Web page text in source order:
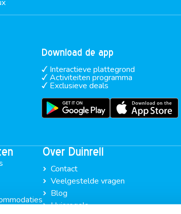
Download de app
Interactieve plattegrond
Activiteiten programma
Exclusieve deals
Over Duinrell
Contact
Veelgestelde vragen
Blog
Huisregels